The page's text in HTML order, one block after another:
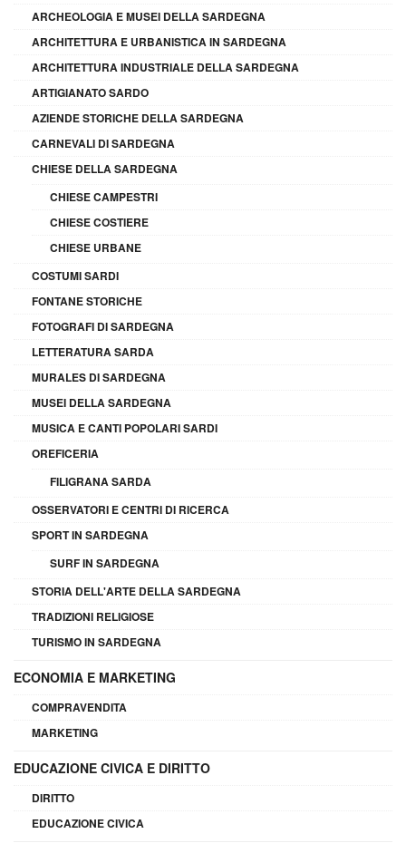
ARCHEOLOGIA E MUSEI DELLA SARDEGNA
ARCHITETTURA E URBANISTICA IN SARDEGNA
ARCHITETTURA INDUSTRIALE DELLA SARDEGNA
ARTIGIANATO SARDO
AZIENDE STORICHE DELLA SARDEGNA
CARNEVALI DI SARDEGNA
CHIESE DELLA SARDEGNA
CHIESE CAMPESTRI
CHIESE COSTIERE
CHIESE URBANE
COSTUMI SARDI
FONTANE STORICHE
FOTOGRAFI DI SARDEGNA
LETTERATURA SARDA
MURALES DI SARDEGNA
MUSEI DELLA SARDEGNA
MUSICA E CANTI POPOLARI SARDI
OREFICERIA
FILIGRANA SARDA
OSSERVATORI E CENTRI DI RICERCA
SPORT IN SARDEGNA
SURF IN SARDEGNA
STORIA DELL'ARTE DELLA SARDEGNA
TRADIZIONI RELIGIOSE
TURISMO IN SARDEGNA
ECONOMIA E MARKETING
COMPRAVENDITA
MARKETING
EDUCAZIONE CIVICA E DIRITTO
DIRITTO
EDUCAZIONE CIVICA